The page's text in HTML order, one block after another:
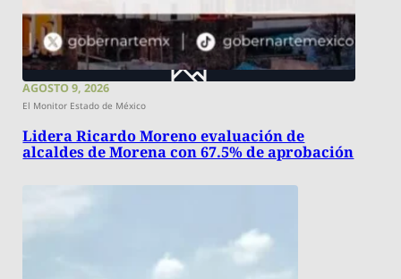
AGOSTO 9, 2026
El Monitor Estado de México
Lidera Ricardo Moreno evaluación de
alcaldes de Morena con 67.5% de aprobación